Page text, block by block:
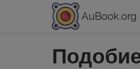
AuBook.org